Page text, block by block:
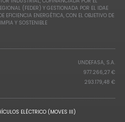
(FEDER) Y GESTIONADA POR EL IDAE
EFICIENCIA ENERGÉTICA, CON EL OBJETIVO DE
Y SOSTENIBLE
UNDEFASA, S.A.
977.266,27 €
293.179,48 €
ELÉCTRICO (MOVES III)